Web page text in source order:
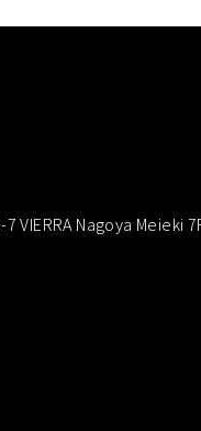
VIERRA Nagoya Meieki